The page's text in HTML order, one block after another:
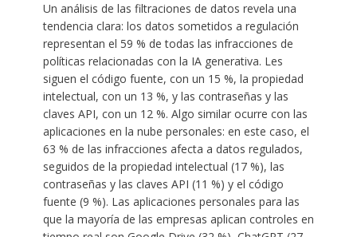
Un análisis de las filtraciones de datos revela una
tendencia clara: los datos sometidos a regulación
representan el 59 % de todas las infracciones de
políticas relacionadas con la IA generativa. Les
siguen el código fuente, con un 15 %, la propiedad
intelectual, con un 13 %, y las contraseñas y las
claves API, con un 12 %. Algo similar ocurre con las
aplicaciones en la nube personales: en este caso, el
63 % de las infracciones afecta a datos regulados,
seguidos de la propiedad intelectual (17 %), las
contraseñas y las claves API (11 %) y el código
fuente (9 %). Las aplicaciones personales para las
que la mayoría de las empresas aplican controles en